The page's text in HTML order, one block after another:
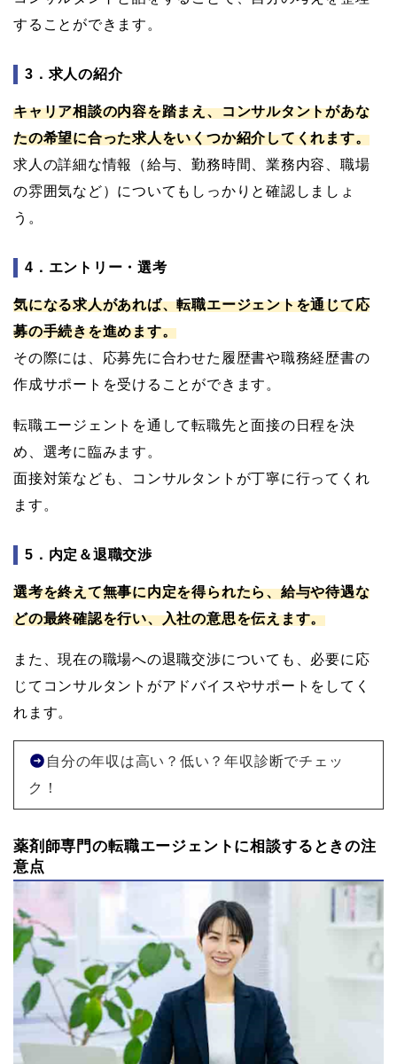
することができます。
3．求人の紹介
キャリア相談の内容を踏まえ、コンサルタントがあな
たの希望に合った求人をいくつか紹介してくれます。
求人の詳細な情報（給与、勤務時間、業務内容、職場
の雰囲気など）についてもしっかりと確認しましょ
う。
4．エントリー・選考
気になる求人があれば、転職エージェントを通じて応
募の手続きを進めます。
その際には、応募先に合わせた履歴書や職務経歴書の
作成サポートを受けることができます。
転職エージェントを通して転職先と面接の日程を決
め、選考に臨みます。
面接対策なども、コンサルタントが丁寧に行ってくれ
ます。
5．内定＆退職交渉
選考を終えて無事に内定を得られたら、給与や待遇な
どの最終確認を行い、入社の意思を伝えます。
また、現在の職場への退職交渉についても、必要に応
じてコンサルタントがアドバイスやサポートをしてく
れます。
自分の年収は高い？低い？年収診断でチェッ
ク！
薬剤師専門の転職エージェントに相談するときの注
意点